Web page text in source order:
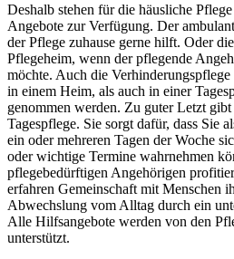
Deshalb stehen für die häusliche
Angebote zur Verfügung. Der
der Pflege zuhause gerne hilft. Oder
Pflegeheim, wenn der pflegende
möchte. Auch die
in einem Heim, als auch in einer
genommen werden. Zu guter Letzt gibt
Tagespflege. Sie sorgt dafür, dass Sie
ein oder mehreren Tagen der Woche
oder wichtige Termine wahrnehmen
pflegebedürftigen Angehörigen
erfahren Gemeinschaft mit Menschen
Abwechslung vom Alltag durch ein
Alle Hilfsangebote werden von den
unterstützt.